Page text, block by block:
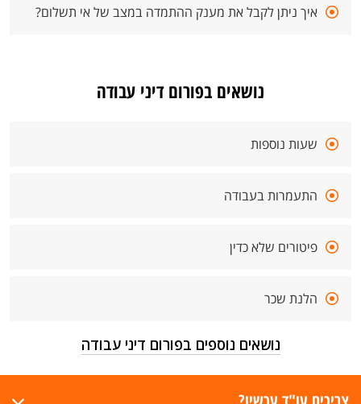
איך ניתן לקבל את מענק ההתמדה במצב של אי תשלום?
נושאים בפורום דיני עבודה
שעות נוספות
התעמרות בעבודה
פיטורים שלא כדין
הלנת שכר
נושאים נוספים בפורום דיני עבודה